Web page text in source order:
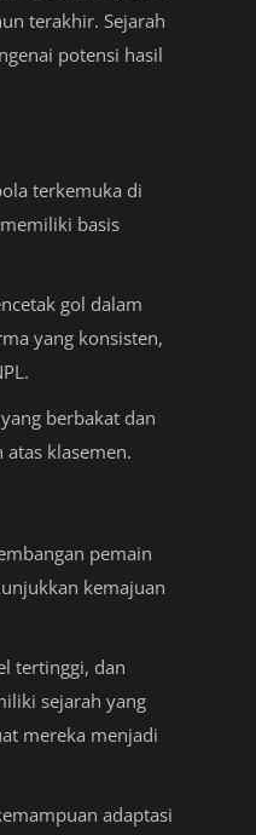
terakhir. Sejarah
potensi hasil
terkemuka di
basis
gol dalam
yang konsisten,
berbakat dan
klasemen.
pemain
kemajuan
tertinggi, dan
sejarah yang
mereka menjadi
adaptasi